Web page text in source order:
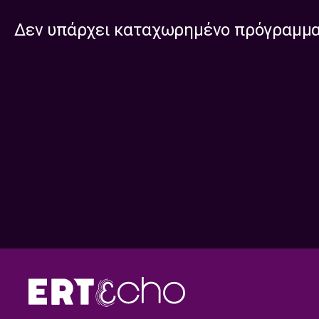
Δεν υπάρχει καταχωρημένο